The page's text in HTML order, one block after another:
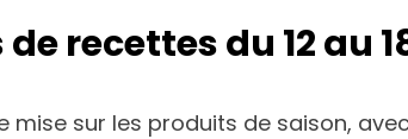
recettes du 12 au
mise sur les produits de saison,